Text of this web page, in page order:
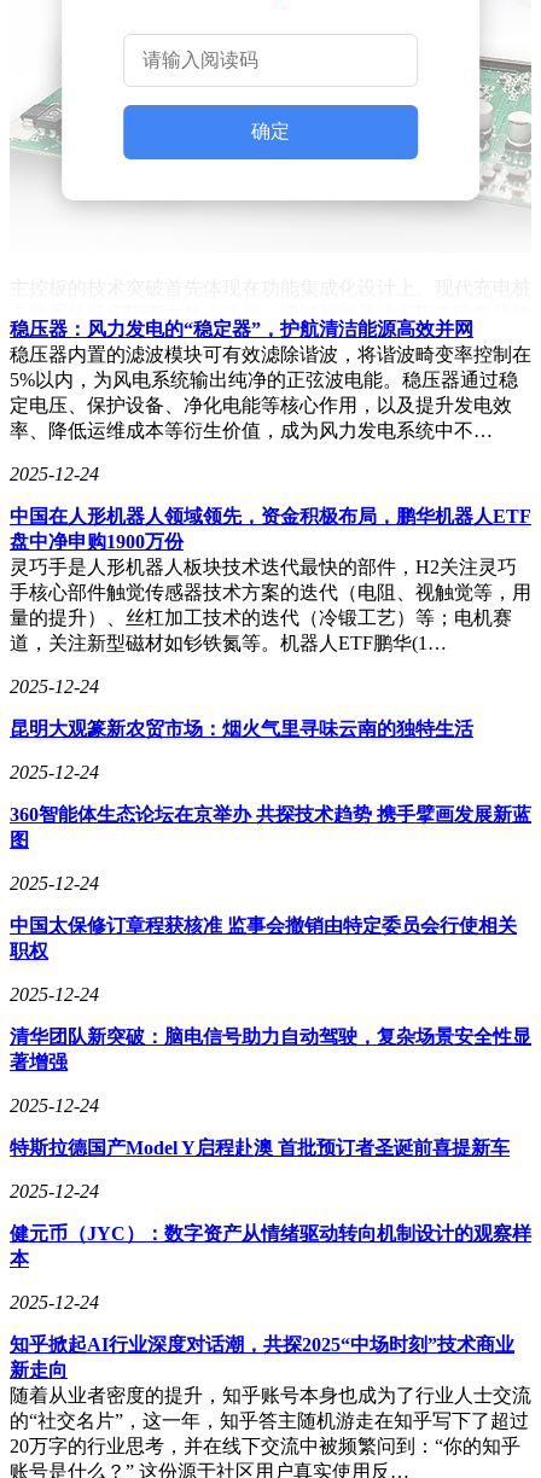
主控系统已实现四大核心功能：通过智能算法实现电流电压的
动态调节，确保电池充电过程的安全高效；建立多协议通信接
口，实现与车辆BMS系统、云端管理平台及支付终端的实时
数据交互；配备多级故障预警机制，对过压、过流、过热等异
常状况进行实时监测与主动保护；同时集成人机交互界面，为
用户提供充电状态显示与操作反馈。这些功能的稳定运行，要
求主控板具备极高的环境耐受能力。
环境适应性设计面临四大技术挑战。在高温场景下，电子元器
件性能衰减与焊点可靠性问题突出，某企业通过采用纳米导热
材料与液冷散热系统，使主控板工作温度降低30%；针对潮湿
环境，行业普遍采用三防涂层工艺与气密性封装技术，某型号
产品已通过72小时盐雾测试；机械振动方面，通过优化PCB板
布局与增加减震支架，使设备抗冲击能力提升至5G峰值加速
通过CISPR 32标准认证。
技术升级路径呈现多元化发展趋势。电路设计层面，采用热仿
方面，工业级元器件使用比例已达90%，部分关键芯片采用车
规级标准；封装工艺上，IP67防护等级成为主流，某企业研发
的真空灌封技术使防潮性能提升5倍；系统架构方面，双电源
MTBF（平均无故障时间）突破10万小时。
质量管控体系贯穿产品全生命周期。某领先企业建立六西格玛
设计流程，在研发阶段即开展加速寿命测试，模拟-40℃至
与AOI光学检测，确保焊接质量；出厂前需通过72小时连续运
行测试与EMC全项认证。这种严格的质量管控，使某品牌充
电桩在北方寒冷地区与沿海潮湿环境的故障率分别降低65%与
确定
稳压器：风力发电的“稳定器”，护航清洁能源高效并网
稳压器内置的滤波模块可有效滤除谐波，将谐波畸变率控制在
5%以内，为风电系统输出纯净的正弦波电能。稳压器通过稳
定电压、保护设备、净化电能等核心作用，以及提升发电效
率、降低运维成本等衍生价值，成为风力发电系统中不…
2025-12-24
中国在人形机器人领域领先，资金积极布局，鹏华机器人ETF
盘中净申购1900万份
灵巧手是人形机器人板块技术迭代最快的部件，H2关注灵巧
手核心部件触觉传感器技术方案的迭代（电阻、视触觉等，用
量的提升）、丝杠加工技术的迭代（冷锻工艺）等；电机赛
道，关注新型磁材如钐铁氮等。机器人ETF鹏华(1…
2025-12-24
昆明大观篆新农贸市场：烟火气里寻味云南的独特生活
2025-12-24
360智能体生态论坛在京举办 共探技术趋势 携手擘画发展新蓝
图
2025-12-24
中国太保修订章程获核准 监事会撤销由特定委员会行使相关
职权
2025-12-24
清华团队新突破：脑电信号助力自动驾驶，复杂场景安全性显
著增强
2025-12-24
特斯拉德国产Model Y启程赴澳 首批预订者圣诞前喜提新车
2025-12-24
健元币（JYC）：数字资产从情绪驱动转向机制设计的观察样
本
2025-12-24
知乎掀起AI行业深度对话潮，共探2025“中场时刻”技术商业
新走向
随着从业者密度的提升，知乎账号本身也成为了行业人士交流
的“社交名片”，这一年，知乎答主随机游走在知乎写下了超过
20万字的行业思考，并在线下交流中被频繁问到：“你的知乎
账号是什么？” 这份源于社区用户真实使用反…